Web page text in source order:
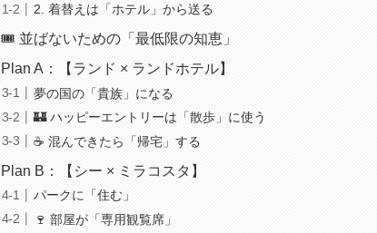
2. 着替えは「ホテル」から送る
🎟️ 並ばないための「最低限の知恵」
Plan A：【ランド × ランドホテル】
夢の国の「貴族」になる
🏰 ハッピーエントリーは「散歩」に使う
☕ 混んできたら「帰宅」する
Plan B：【シー × ミラコスタ】
パークに「住む」
🍷 部屋が「専用観覧席」